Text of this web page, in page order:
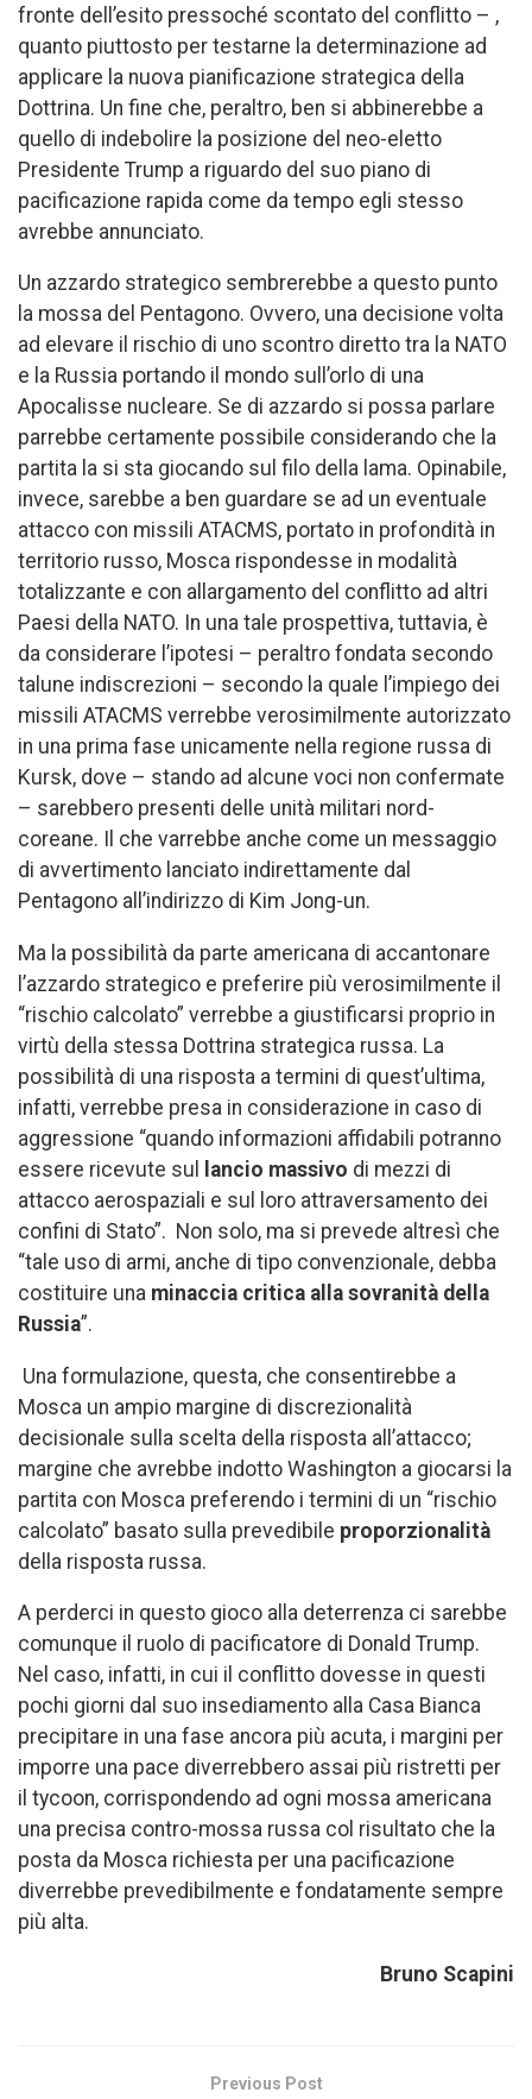
fronte dell’esito pressoché scontato del conflitto – ,
quanto piuttosto per testarne la determinazione ad
applicare la nuova pianificazione strategica della
Dottrina. Un fine che, peraltro, ben si abbinerebbe a
quello di indebolire la posizione del neo-eletto
Presidente Trump a riguardo del suo piano di
pacificazione rapida come da tempo egli stesso
avrebbe annunciato.
Un azzardo strategico sembrerebbe a questo punto
la mossa del Pentagono. Ovvero, una decisione volta
ad elevare il rischio di uno scontro diretto tra la NATO
e la Russia portando il mondo sull’orlo di una
Apocalisse nucleare. Se di azzardo si possa parlare
parrebbe certamente possibile considerando che la
partita la si sta giocando sul filo della lama. Opinabile,
invece, sarebbe a ben guardare se ad un eventuale
attacco con missili ATACMS, portato in profondità in
territorio russo, Mosca rispondesse in modalità
totalizzante e con allargamento del conflitto ad altri
Paesi della NATO. In una tale prospettiva, tuttavia, è
da considerare l’ipotesi – peraltro fondata secondo
talune indiscrezioni – secondo la quale l’impiego dei
missili ATACMS verrebbe verosimilmente autorizzato
in una prima fase unicamente nella regione russa di
Kursk, dove – stando ad alcune voci non confermate
– sarebbero presenti delle unità militari nord-
coreane. Il che varrebbe anche come un messaggio
di avvertimento lanciato indirettamente dal
Pentagono all’indirizzo di Kim Jong-un.
Ma la possibilità da parte americana di accantonare
l’azzardo strategico e preferire più verosimilmente il
“rischio calcolato” verrebbe a giustificarsi proprio in
virtù della stessa Dottrina strategica russa. La
possibilità di una risposta a termini di quest’ultima,
infatti, verrebbe presa in considerazione in caso di
aggressione “quando informazioni affidabili potranno
essere ricevute sul
lancio massivo di mezzi di
attacco aerospaziali e sul loro attraversamento dei
confini di Stato”. Non solo, ma si prevede altresì che
“tale uso di armi, anche di tipo convenzionale, debba
costituire una minaccia critica alla sovranità della
Russia”.
Una formulazione, questa, che consentirebbe a
Mosca un ampio margine di discrezionalità
decisionale sulla scelta della risposta all’attacco;
margine che avrebbe indotto Washington a giocarsi la
partita con Mosca preferendo i termini di un “rischio
calcolato” basato sulla prevedibile proporzionalità
della risposta russa.
A perderci in questo gioco alla deterrenza ci sarebbe
comunque il ruolo di pacificatore di Donald Trump.
Nel caso, infatti, in cui il conflitto dovesse in questi
pochi giorni dal suo insediamento alla Casa Bianca
precipitare in una fase ancora più acuta, i margini per
imporre una pace diverrebbero assai più ristretti per
il tycoon, corrispondendo ad ogni mossa americana
una precisa contro-mossa russa col risultato che la
posta da Mosca richiesta per una pacificazione
diverrebbe prevedibilmente e fondatamente sempre
più alta.
Bruno Scapini
Previous Post